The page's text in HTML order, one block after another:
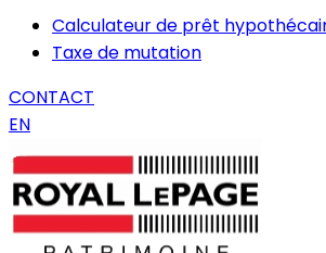
Calculateur de prêt
Taxe de mutation
CONTACT
EN